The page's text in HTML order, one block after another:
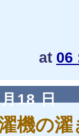
at 06
18 日
機の